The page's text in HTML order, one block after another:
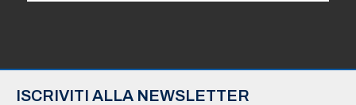
ISCRIVITI ALLA NEWSLETTER